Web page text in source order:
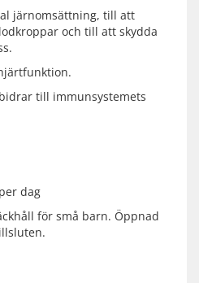
järnomsättning, till att
och till att skydda
till immunsystemets
dag
för små barn. Öppnad